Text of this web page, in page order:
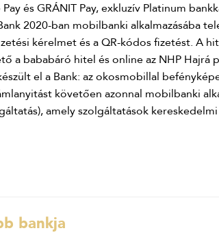
és GRÁNIT Pay, exkluzív Platinum
2020-ban mobilbanki alkalmazásába
kérelmet és a QR-kódos fizetést. A
a bababáró hitel és online az NHP
el a Bank: az okosmobillal
követően azonnal mobilbanki
amely szolgáltatások
bankja